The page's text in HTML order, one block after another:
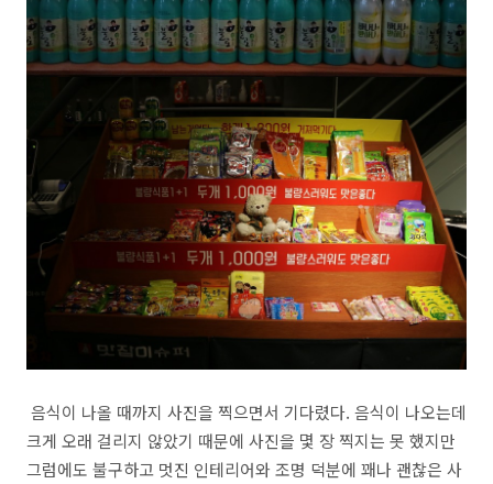
음식이 나올 때까지 사진을 찍으면서 기다렸다. 음식이 나오는데
크게 오래 걸리지 않았기 때문에 사진을 몇 장 찍지는 못 했지만
그럼에도 불구하고 멋진 인테리어와 조명 덕분에 꽤나 괜찮은 사